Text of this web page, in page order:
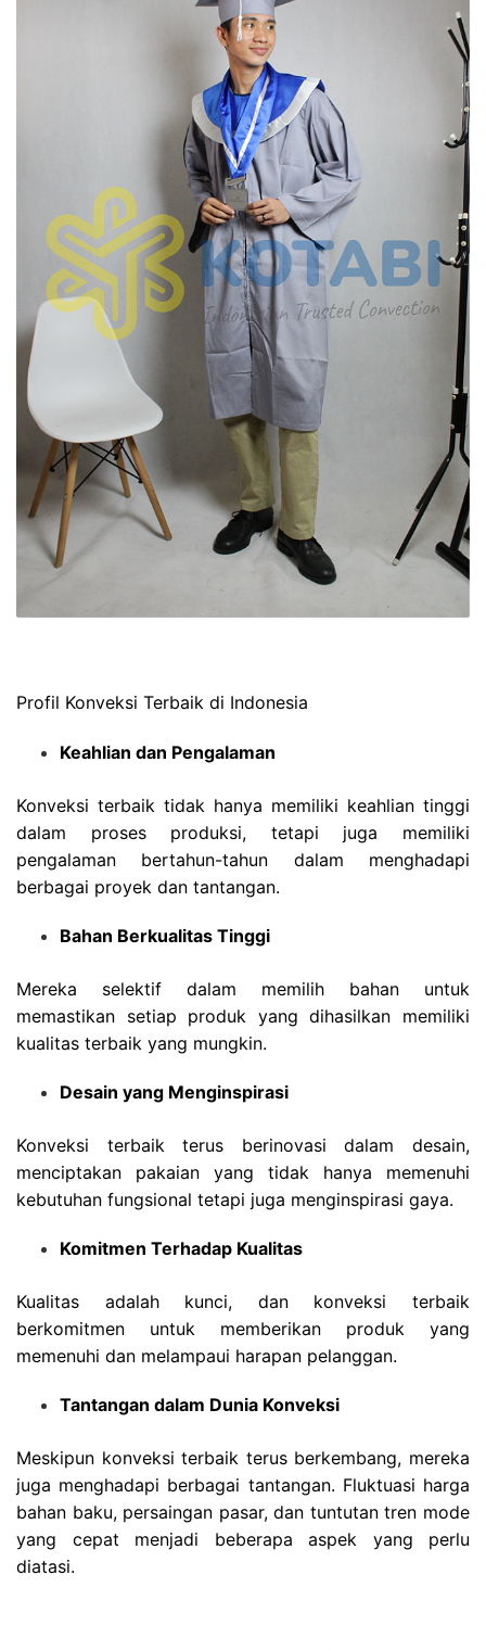
Profil Konveksi Terbaik di Indonesia
Keahlian dan Pengalaman
Konveksi terbaik tidak hanya memiliki keahlian tinggi
dalam proses produksi, tetapi juga memiliki
pengalaman bertahun-tahun dalam menghadapi
berbagai proyek dan tantangan.
Bahan Berkualitas Tinggi
Mereka selektif dalam memilih bahan untuk
memastikan setiap produk yang dihasilkan memiliki
kualitas terbaik yang mungkin.
Desain yang Menginspirasi
Konveksi terbaik terus berinovasi dalam desain,
menciptakan pakaian yang tidak hanya memenuhi
kebutuhan fungsional tetapi juga menginspirasi gaya.
Komitmen Terhadap Kualitas
Kualitas adalah kunci, dan konveksi terbaik
berkomitmen untuk memberikan produk yang
memenuhi dan melampaui harapan pelanggan.
Tantangan dalam Dunia Konveksi
Meskipun konveksi terbaik terus berkembang, mereka
juga menghadapi berbagai tantangan. Fluktuasi harga
bahan baku, persaingan pasar, dan tuntutan tren mode
yang cepat menjadi beberapa aspek yang perlu
diatasi.